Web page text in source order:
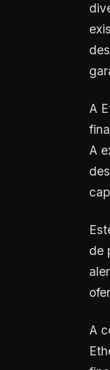
A
A
de
A